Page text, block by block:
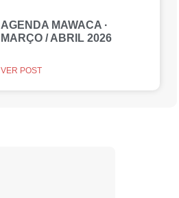
AGENDA MAWACA ·
MARÇO / ABRIL 2026
VER POST